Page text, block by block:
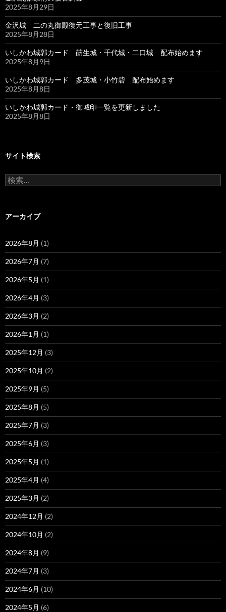
2025年8月29日
金沢城 二の丸御殿復元工事と復旧工事
2025年8月28日
いしかわ城郭カード 莇生城・千代城・二口城 配布始めます
2025年8月9日
いしかわ城郭カード 多茂城・小竹砦 配布始めます
2025年8月8日
いしかわ城郭カード・御城印一覧を更新しました
2025年8月8日
サイト検索
検
索:
アーカイブ
2026年8月 (1)
2026年7月 (7)
2026年5月 (1)
2026年4月 (3)
2026年3月 (2)
2026年1月 (1)
2025年12月 (3)
2025年10月 (2)
2025年9月 (5)
2025年8月 (5)
2025年7月 (3)
2025年6月 (3)
2025年5月 (1)
2025年4月 (4)
2025年3月 (2)
2024年12月 (2)
2024年10月 (2)
2024年8月 (9)
2024年7月 (3)
2024年6月 (10)
2024年5月 (6)